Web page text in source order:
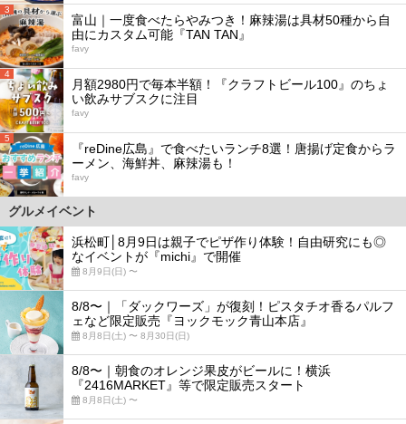
3
富山｜一度食べたらやみつき！麻辣湯は具材50種から自
由にカスタム可能『TAN TAN』
favy
4
月額2980円で毎本半額！『クラフトビール100』のちょ
い飲みサブスクに注目
favy
5
『reDine広島』で食べたいランチ8選！唐揚げ定食からラ
ーメン、海鮮丼、麻辣湯も！
favy
グルメイベント
浜松町│8月9日は親子でピザ作り体験！自由研究にも◎
なイベントが『michi』で開催
8月9日(日) 〜
8/8〜｜「ダックワーズ」が復刻！ピスタチオ香るパルフ
ェなど限定販売『ヨックモック青山本店』
8月8日(土) 〜 8月30日(日)
8/8〜｜朝食のオレンジ果皮がビールに！横浜
『2416MARKET』等で限定販売スタート
8月8日(土) 〜